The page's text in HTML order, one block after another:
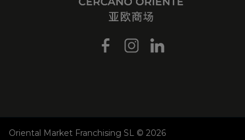
Oriental Market Franchising SL © 2026